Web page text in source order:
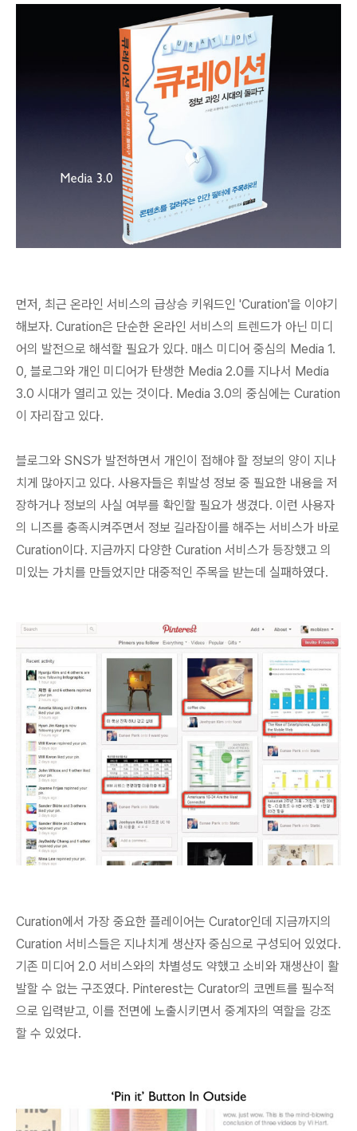
먼저, 최근 온라인 서비스의 급상승 키워드인 'Curation'을 이야기
해보자. Curation은 단순한 온라인 서비스의 트렌드가 아닌 미디
어의 발전으로 해석할 필요가 있다. 매스 미디어 중심의 Media 1.
0, 블로그와 개인 미디어가 탄생한 Media 2.0를 지나서 Media
3.0 시대가 열리고 있는 것이다. Media 3.0의 중심에는 Curation
이 자리잡고 있다.
블로그와 SNS가 발전하면서 개인이 접해야 할 정보의 양이 지나
치게 많아지고 있다. 사용자들은 휘발성 정보 중 필요한 내용을 저
장하거나 정보의 사실 여부를 확인할 필요가 생겼다. 이런 사용자
의 니즈를 충족시켜주면서 정보 길라잡이를 해주는 서비스가 바로
Curation이다. 지금까지 다양한 Curation 서비스가 등장했고 의
미있는 가치를 만들었지만 대중적인 주목을 받는데 실패하였다.
Curation에서 가장 중요한 플레이어는 Curator인데 지금까지의
Curation 서비스들은 지나치게 생산자 중심으로 구성되어 있었다.
기존 미디어 2.0 서비스와의 차별성도 약했고 소비와 재생산이 활
발할 수 없는 구조였다. Pinterest는 Curator의 코멘트를 필수적
으로 입력받고, 이를 전면에 노출시키면서 중계자의 역할을 강조
할 수 있었다.